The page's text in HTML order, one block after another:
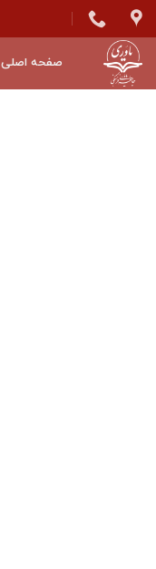
Skip
to
content
صفحه اصلی